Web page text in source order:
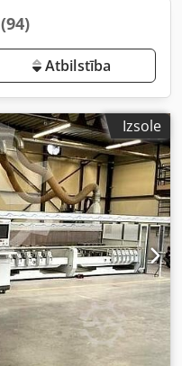
(94)
Atbilstība
Izsole